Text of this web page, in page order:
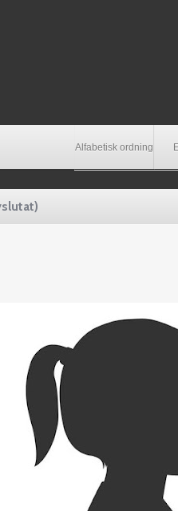
Alfabetisk ordning